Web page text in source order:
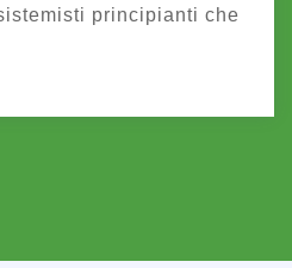
principianti che